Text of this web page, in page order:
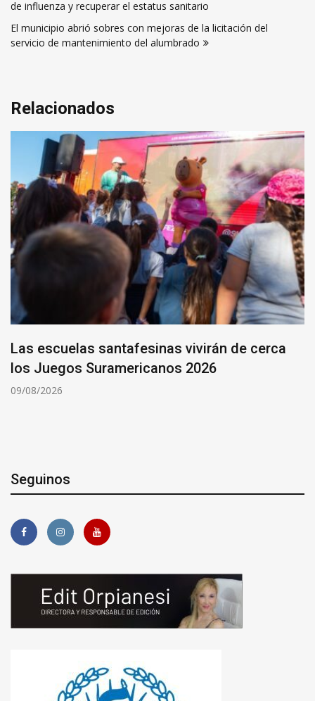
entradas
de influenza y recuperar el estatus sanitario
El municipio abrió sobres con mejoras de la licitación del
servicio de mantenimiento del alumbrado
Relacionados
Las escuelas santafesinas vivirán de cerca
los Juegos Suramericanos 2026
09/08/2026
Seguinos